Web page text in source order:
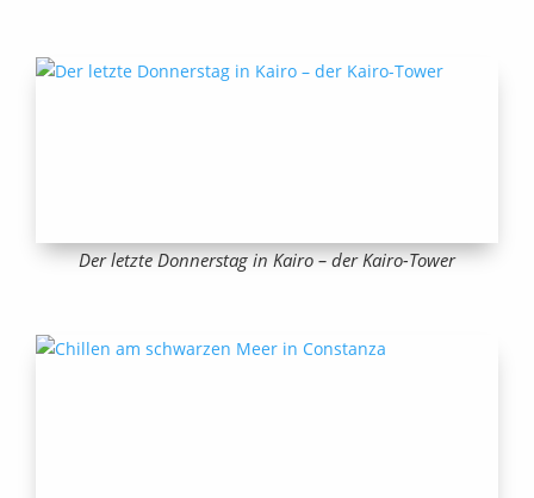
Der letzte Donnerstag in Kairo – der Kairo-Tower